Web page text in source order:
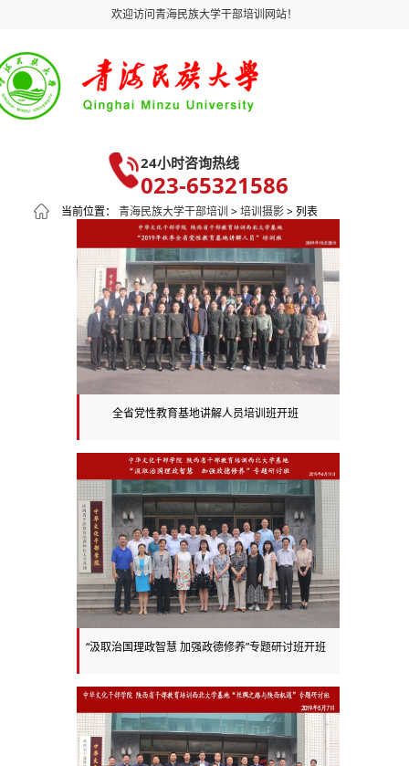
欢迎访问青海民族大学干部培训网站！
24小时咨询热线
023-65321586
当前位置： 青海民族大学干部培训 >培训摄影> 列表
全省党性教育基地讲解人员培训班开班
“汲取治国理政智慧 加强政德修养”专题研讨班开班